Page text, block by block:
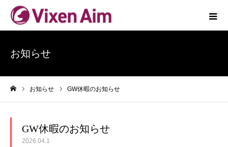
お知らせ
お知らせ GW休暇のお知らせ
GW休暇のお知らせ
2026.04.1